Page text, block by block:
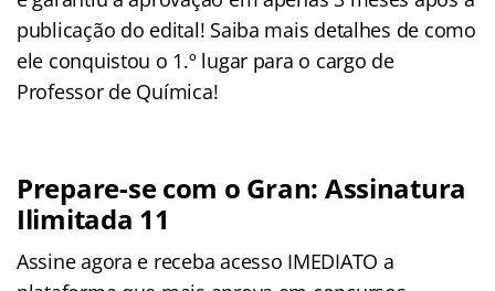
publicação do edital! Saiba mais detalhes de como
ele conquistou o 1.º lugar para o cargo de
Professor de Química!
Prepare-se com o Gran: Assinatura
Ilimitada 11
Assine agora e receba acesso IMEDIATO a